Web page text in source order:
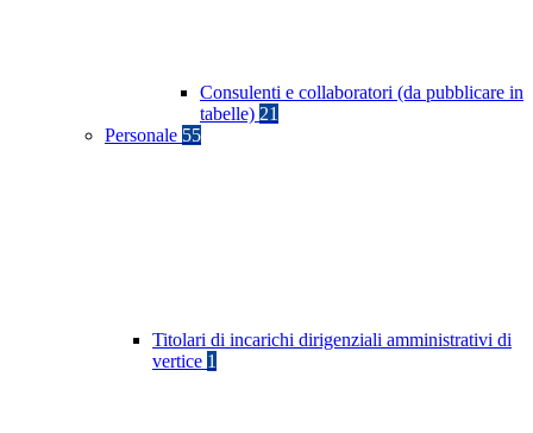
Consulenti e collaboratori (da pubblicare in
tabelle) 21
Personale 55
Titolari di incarichi dirigenziali amministrativi di
vertice 1